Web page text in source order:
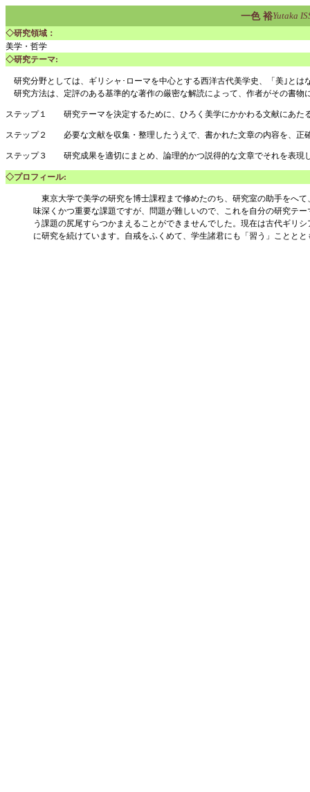
一色 裕Yutaka
◇研究領域：
美学・哲学
◇研究テーマ:
研究分野としては、ギリシャ･ローマを中心とする西洋古代美学史、「美｣と
研究方法は、定評のある基準的な著作の厳密な解読によって、作者がその書
ステップ１ 研究テーマを決定するために、ひろく美学にかかわる文献にあた
ステップ２ 必要な文献を収集・整理したうえで、書かれた文章の内容を、正
ステップ３ 研究成果を適切にまとめ、論理的かつ説得的な文章でそれを表現
◇プロフィール:
東京大学で美学の研究を博士課程まで修めたのち、研究室の助手をへ
味深くかつ重要な課題ですが、問題が難しいので、これを自分の研究テ
う課題の尻尾すらつかまえることができませんでした。現在は古代ギリ
に研究を続けています。自戒をふくめて、学生諸君にも「習う」ことと